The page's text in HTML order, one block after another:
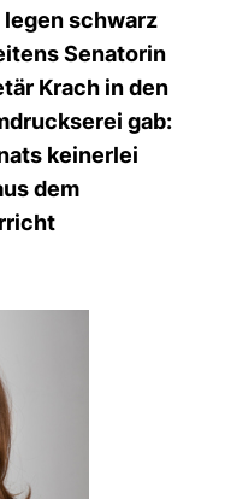
schwarz
Senatorin
Krach in den
gab:
keinerlei
dem